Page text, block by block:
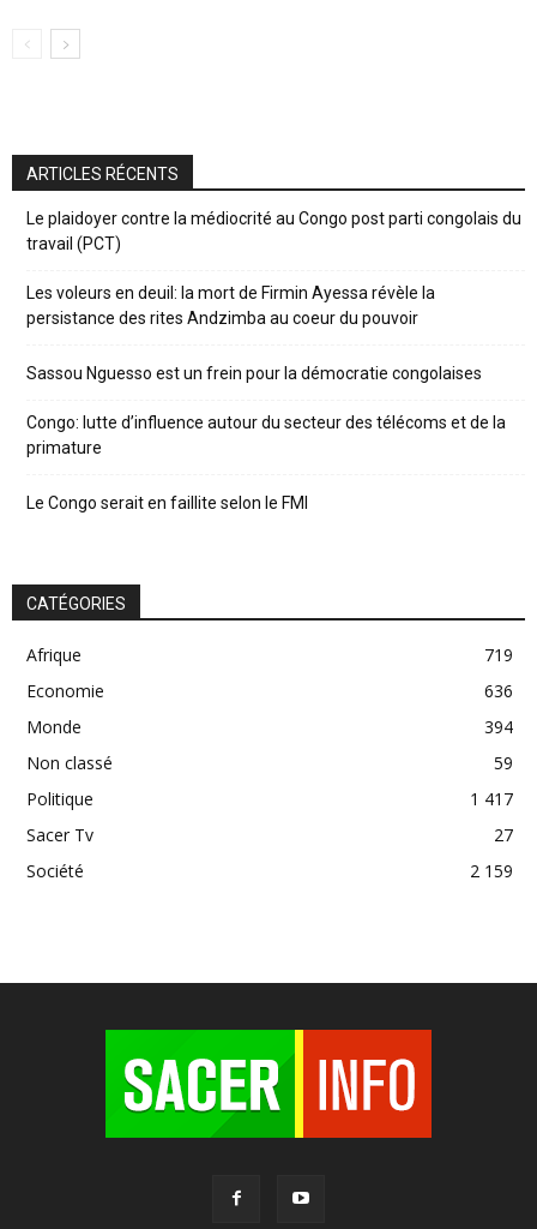
ARTICLES RÉCENTS
Le plaidoyer contre la médiocrité au Congo post parti congolais du
travail (PCT)
Les voleurs en deuil: la mort de Firmin Ayessa révèle la
persistance des rites Andzimba au coeur du pouvoir
Sassou Nguesso est un frein pour la démocratie congolaises
Congo: lutte d’influence autour du secteur des télécoms et de la
primature
Le Congo serait en faillite selon le FMI
CATÉGORIES
Afrique
719
Economie
636
Monde
394
Non classé
59
Politique
1 417
Sacer Tv
27
Société
2 159